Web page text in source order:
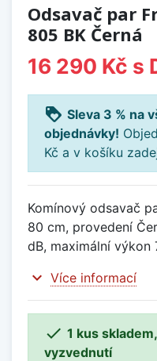
Odsavač par
805 BK Černá
16 290 Kč s
loyalty Sleva 3 % na
objednávky!
Kč a v košíku
Komínový odsavač
80 cm, provedení
dB, maximální výkon
expand_more Více informací
 1 kus
vyzvednutí